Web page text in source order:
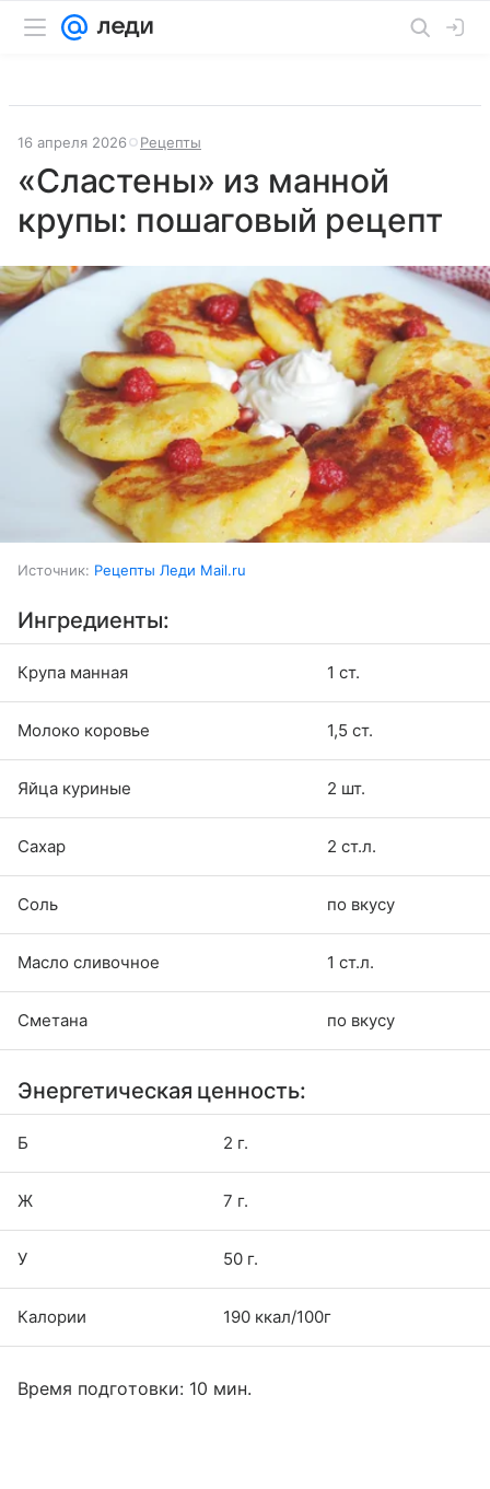
16 апреля 2026 Рецепты
«Сластены» из манной
крупы: пошаговый рецепт
Источник: Рецепты Леди Mail.ru
Ингредиенты:
Крупа манная 1 ст.
Молоко коровье 1,5 ст.
Яйца куриные 2 шт.
Сахар 2 ст.л.
Соль по вкусу
Масло сливочное 1 ст.л.
Сметана по вкусу
Энергетическая ценность:
Б 2 г.
Ж 7 г.
У 50 г.
Калории 190 ккал/100г
Время подготовки: 10 мин.